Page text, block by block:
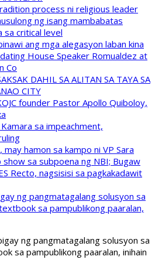
process ni religious leader
ng isang mambabatas
sa critical level
ang mga alegasyon laban kina
House Speaker Romualdez at
Co
DAHIL SA ALITAN SA TAYA SA
CITY
founder Pastor Apollo Quiboloy,
sa impeachment,
hamon sa kampo ni VP Sara
sa subpoena ng NBI; Bugaw
Recto, nagsisisi sa pagkakadawit
ng pangmatagalang solusyon sa
sa pampublikong paaralan,
ng pangmatagalang solusyon sa
sa pampublikong paaralan, inihain